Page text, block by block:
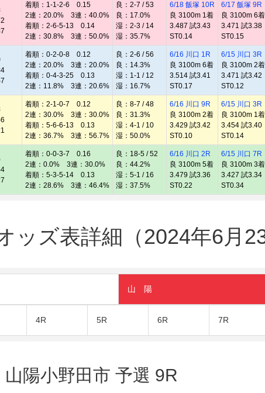
着順：1-1-2-6 0.15
2連：20.0% 3連：40.0%
着順：2-6-5-13 0.14
2連：30.8% 3連：50.0%
良：2-7 / 53
良：17.0%
湿：2-3 / 14
湿：35.7%
6/18 飯塚 10R
良 3100m 1着
3.487 試3.43
ST0.14
6/17 飯塚 9R
良 3100m 6着
3.471 試3.38
ST0.15
着順：0-2-0-8 0.12
2連：20.0% 3連：20.0%
着順：0-4-3-25 0.13
2連：11.8% 3連：20.6%
良：2-6 / 56
良：14.3%
湿：1-1 / 12
湿：16.7%
6/16 川口 1R
良 3100m 6着
3.514 試3.41
ST0.17
6/15 川口 3R
良 3100m 2着
3.471 試3.42
ST0.12
着順：2-1-0-7 0.12
2連：30.0% 3連：30.0%
着順：5-6-6-13 0.13
2連：36.7% 3連：56.7%
良：8-7 / 48
良：31.3%
湿：4-1 / 10
湿：50.0%
6/16 川口 9R
良 3100m 2着
3.429 試3.42
ST0.10
6/15 川口 3R
良 3100m 1着
3.454 試3.40
ST0.14
着順：0-0-3-7 0.16
2連：0.0% 3連：30.0%
着順：5-3-5-14 0.13
2連：28.6% 3連：46.4%
良：18-5 / 52
良：44.2%
湿：5-1 / 16
湿：37.5%
6/16 川口 2R
良 3100m 5着
3.479 試3.36
ST0.22
6/15 川口 7R
良 3100m 3着
3.427 試3.34
ST0.34
ッズ表詳細（2024年6月23
山 陽
4R 5R 6R 7R
陽小野田市 予選 9R